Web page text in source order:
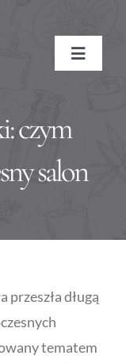
Toggle
czym
salon
długą
tematem